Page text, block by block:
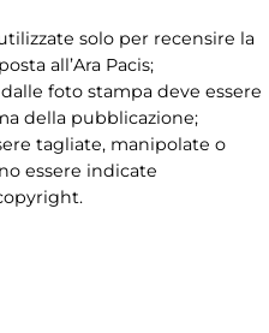
solo per recensire la
all’Ara Pacis;
foto stampa deve essere
della pubblicazione;
tagliate, manipolate o
essere indicate